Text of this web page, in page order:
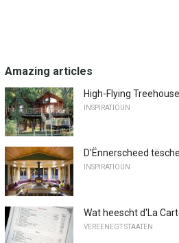
Amazing articles
High-Flying
INSPIRATIOUN
D'Ënnerscheed
INSPIRATIOUN
Wat heescht d'La
VEREENEGT STAATEN